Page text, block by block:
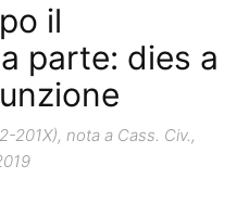
il
parte: dies a
201X), nota a Cass. Civ.,